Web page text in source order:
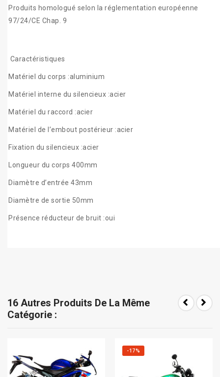
Produits homologué selon la réglementation européenne
97/24/CE Chap. 9
Caractéristiques
Matériel du corps :aluminium
Matériel interne du silencieux :acier
Matériel du raccord :acier
Matériel de l’embout postérieur :acier
Fixation du silencieux :acier
Longueur du corps 400mm
Diamètre d’entrée 43mm
Diamètre de sortie 50mm
Présence réducteur de bruit :oui
16 Autres Produits De La Même
Catégorie :
-17%